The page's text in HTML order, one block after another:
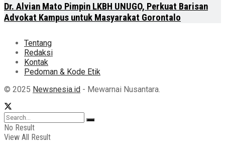
Dr. Alvian Mato Pimpin LKBH UNUGO, Perkuat Barisan
Advokat Kampus untuk Masyarakat Gorontalo
Tentang
Redaksi
Kontak
Pedoman & Kode Etik
© 2025 Newsnesia.id - Mewarnai Nusantara.
No Result
View All Result